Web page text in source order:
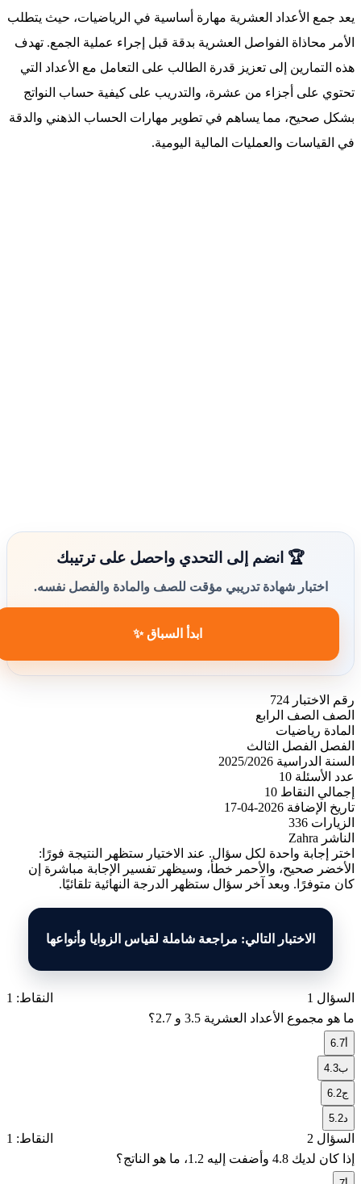
يعد جمع الأعداد العشرية مهارة أساسية في الرياضيات، حيث يتطلب
الأمر محاذاة الفواصل العشرية بدقة قبل إجراء عملية الجمع. تهدف
هذه التمارين إلى تعزيز قدرة الطالب على التعامل مع الأعداد التي
تحتوي على أجزاء من عشرة، والتدريب على كيفية حساب النواتج
بشكل صحيح، مما يساهم في تطوير مهارات الحساب الذهني والدقة
في القياسات والعمليات المالية اليومية.
🏆 انضم إلى التحدي واحصل على ترتيبك
اختبار شهادة تدريبي مؤقت للصف والمادة والفصل نفسه.
ابدأ السباق ✨
رقم الاختبار 724
الصف
الصف الرابع
المادة رياضيات
الفصل
الفصل الثالث
السنة الدراسية 2025/2026
عدد الأسئلة 10
إجمالي النقاط 10
تاريخ الإضافة 2026-04-17
الزيارات 336
الناشر Zahra
اختر إجابة واحدة لكل سؤال. عند الاختيار ستظهر النتيجة فورًا:
الأخضر صحيح، والأحمر خطأ، وسيظهر تفسير الإجابة مباشرة إن
كان متوفرًا. وبعد آخر سؤال ستظهر الدرجة النهائية تلقائيًا.
الاختبار التالي: مراجعة شاملة لقياس الزوايا وأنواعها
السؤال 1
النقاط: 1
ما هو مجموع الأعداد العشرية 3.5و 2.7؟
6.7
ب4.3
ج6.2
5.2
السؤال 2
النقاط: 1
إذا كان لديك 4.8وأضفت إليه 1.2 ، ما هو الناتج؟